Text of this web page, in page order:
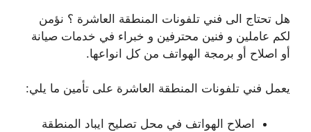
هل تحتاج الى فني تلفونات المنطقة العاشرة ؟ نؤمن
لكم عاملين و فنين محترفين و خبراء في خدمات صيانة
أو اصلاح أو برمجة الهواتف من كل انواعها.
يعمل فني تلفونات المنطقة العاشرة على تأمين ما يلي:
اصلاح الهواتف في محل تصليح ايباد المنطقة